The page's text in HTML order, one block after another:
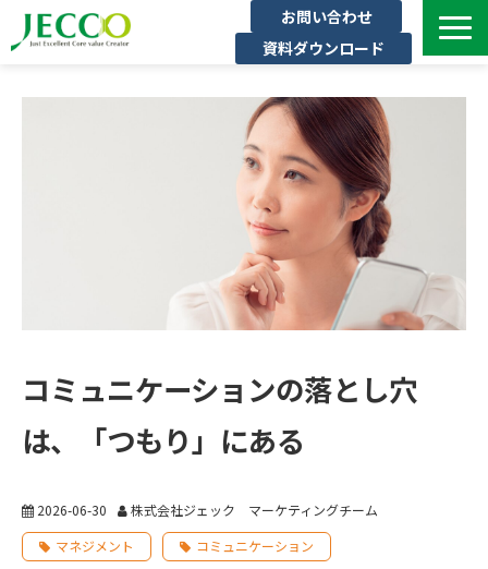
お問い合わせ
資料ダウンロード
ジェックについて
インタビュー
セミナー・イベント一覧
公開コース一覧
コラム
よくある質問
コミュニケーションの落とし穴
は、「つもり」にある
2026-06-30
株式会社ジェック マーケティングチーム
マネジメント
コミュニケーション